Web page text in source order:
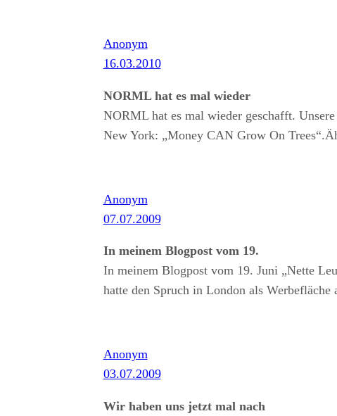
Anonym
16.03.2010
NORML hat es mal wieder
NORML hat es mal wieder geschafft.
New York: „Money CAN Grow On
Anonym
07.07.2009
In meinem Blogpost vom 19.
In meinem Blogpost vom 19. Juni „Nette
hatte den Spruch in London als Werbefläche
Anonym
03.07.2009
Wir haben uns jetzt mal nach